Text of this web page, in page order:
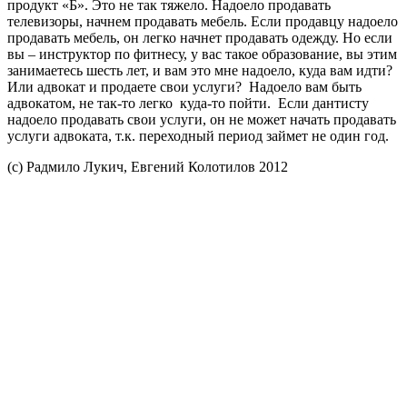
продукт «Б». Это не так тяжело. Надоело продавать
телевизоры, начнем продавать мебель. Если продавцу надоело
продавать мебель, он легко начнет продавать одежду. Но если
вы – инструктор по фитнесу, у вас такое образование, вы этим
занимаетесь шесть лет, и вам это мне надоело, куда вам идти?
Или адвокат и продаете свои услуги? Надоело вам быть
адвокатом, не так-то легко куда-то пойти. Если дантисту
надоело продавать свои услуги, он не может начать продавать
услуги адвоката, т.к. переходный период займет не один год.
(c) Радмило Лукич, Евгений Колотилов 2012